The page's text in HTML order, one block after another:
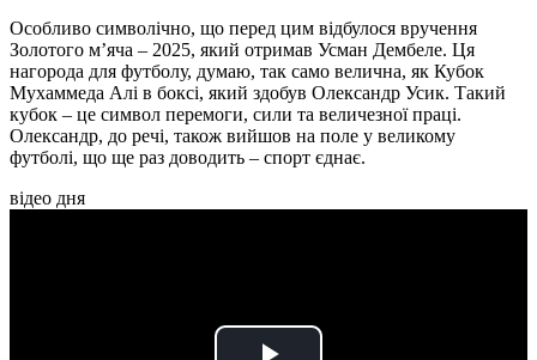
Особливо символічно, що перед цим відбулося вручення
Золотого м’яча – 2025, який отримав Усман Дембеле. Ця
нагорода для футболу, думаю, так само велична, як Кубок
Мухаммеда Алі в боксі, який здобув Олександр Усик. Такий
кубок – це символ перемоги, сили та величезної праці.
Олександр, до речі, також вийшов на поле у великому
футболі, що ще раз доводить – спорт єднає.
відео дня